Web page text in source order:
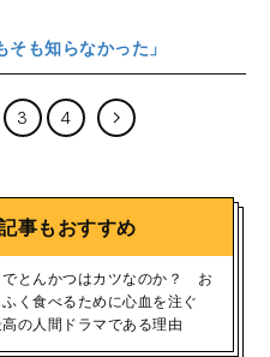
も知らなかった」
3 4
事もおすすめ
でとんかつはカツなのか？ お
く食べるために心血を注ぐ
の人間ドラマである理由